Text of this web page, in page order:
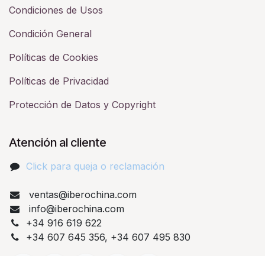
Condiciones de Usos
Condición General
Políticas de Cookies
Políticas de Privacidad
Protección de Datos y Copyright
Atención al cliente
Click para queja o reclamación​
ventas@iberochina.com
info@iberochina.com
+34 916 619 622
+34 607 645 356, +34 607 495 830